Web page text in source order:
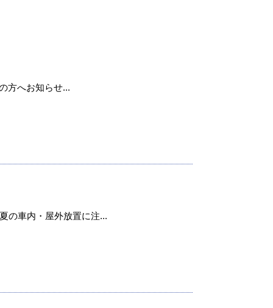
方へお知らせ...
の車内・屋外放置に注...